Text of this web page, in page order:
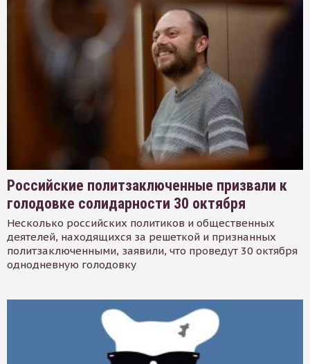
Российские политзаключенные призвали к
голодовке солидарности 30 октября
Несколько российских политиков и общественных
деятелей, находящихся за решеткой и признанных
политзаключенными, заявили, что проведут 30 октября
однодневную голодовку